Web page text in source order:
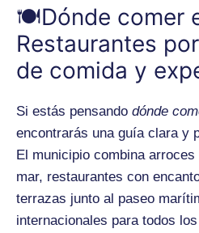
🍽️Dónde comer
Restaurantes
de comida y
Si estás pensando dónde
encontrarás una guía clara y
El municipio combina
mar, restaurantes con
terrazas junto al paseo
internacionales para todos